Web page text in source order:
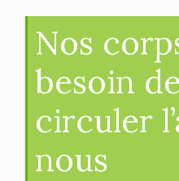
Nos
besoin
circuler
nous